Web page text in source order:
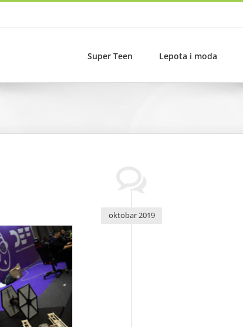
Super Teen Lepota i moda
oktobar 2019
Sajam